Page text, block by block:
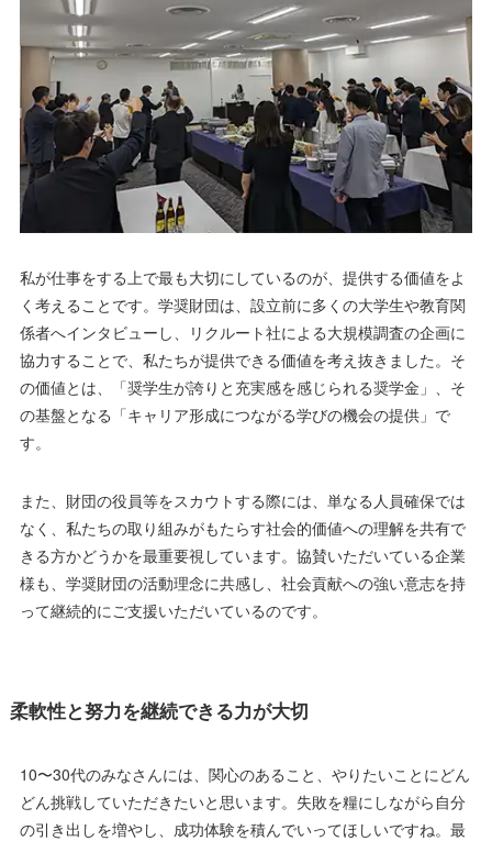
私が仕事をする上で最も大切にしているのが、提供する価値をよ
く考えることです。学奨財団は、設立前に多くの大学生や教育関
係者へインタビューし、リクルート社による大規模調査の企画に
協力することで、私たちが提供できる価値を考え抜きました。そ
の価値とは、「奨学生が誇りと充実感を感じられる奨学金」、そ
の基盤となる「キャリア形成につながる学びの機会の提供」で
す。
また、財団の役員等をスカウトする際には、単なる人員確保では
なく、私たちの取り組みがもたらす社会的価値への理解を共有で
きる方かどうかを最重要視しています。協賛いただいている企業
様も、学奨財団の活動理念に共感し、社会貢献への強い意志を持
って継続的にご支援いただいているのです。
柔軟性と努力を継続できる力が大切
10〜30代のみなさんには、関心のあること、やりたいことにどん
どん挑戦していただきたいと思います。失敗を糧にしながら自分
の引き出しを増やし、成功体験を積んでいってほしいですね。最